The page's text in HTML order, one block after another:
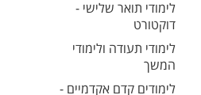
לימודי תואר שלישי -
דוקטורט
לימודי תעודה ולימודי
המשך
לימודים קדם אקדמיים -